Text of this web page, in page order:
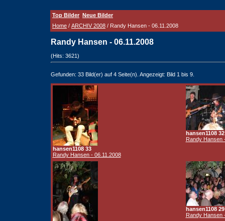
Top Bilder Neue Bilder
Home / ARCHIV 2008 / Randy Hansen - 06.11.2008
Randy Hansen - 06.11.2008
(Hits: 3621)
Gefunden: 33 Bild(er) auf 4 Seite(n). Angezeigt: Bild 1 bis 9.
hansen1108 33
Randy Hansen - 06.11.2008
hansen1108 32
Randy Hansen
hansen1108 29
Randy Hansen